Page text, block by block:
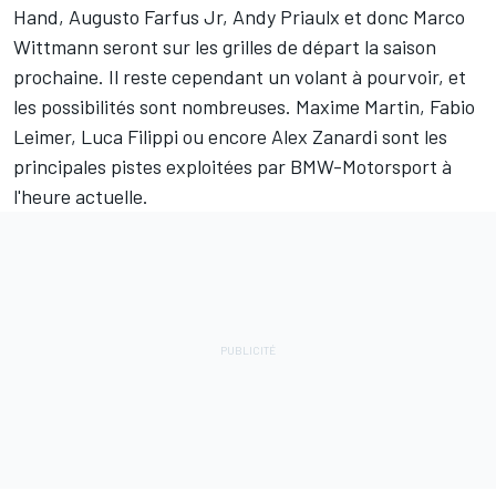
Hand, Augusto Farfus Jr, Andy Priaulx et donc Marco
Wittmann seront sur les grilles de départ la saison
prochaine. Il reste cependant un volant à pourvoir, et
les possibilités sont nombreuses. Maxime Martin, Fabio
Leimer, Luca Filippi ou encore Alex Zanardi sont les
principales pistes exploitées par BMW-Motorsport à
l'heure actuelle.